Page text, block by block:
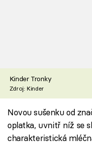
Kinder Tronky
Zdroj: Kinder
Novou sušenku od
oplatka, uvnitř níž se
charakteristická